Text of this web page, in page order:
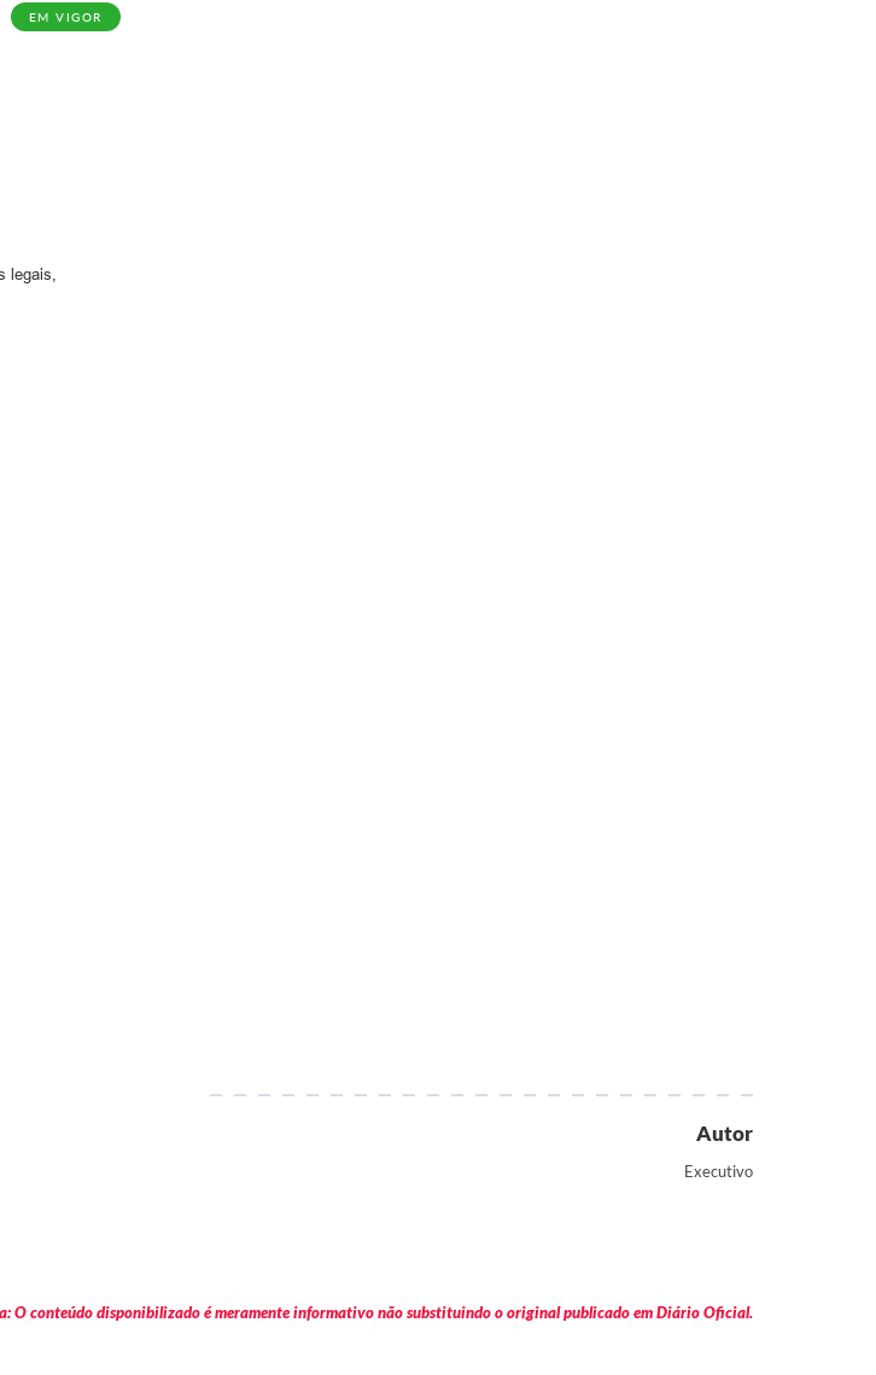
EM VIGOR
legais,
Autor
Executivo
O conteúdo disponibilizado é meramente informativo não substituindo o original publicado em Diário Oficial.